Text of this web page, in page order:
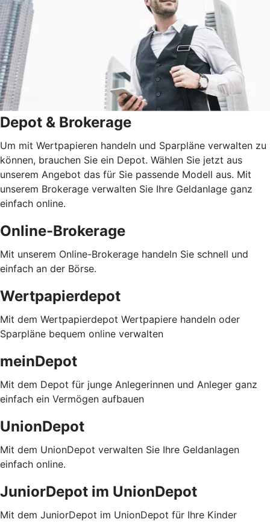
Depot & Brokerage
Um mit Wertpapieren handeln und Sparpläne verwalten zu
können, brauchen Sie ein Depot. Wählen Sie jetzt aus
unserem Angebot das für Sie passende Modell aus. Mit
unserem Brokerage verwalten Sie Ihre Geldanlage ganz
einfach online.
Online-Brokerage
Mit unserem Online-Brokerage handeln Sie schnell und
einfach an der Börse.
Wertpapierdepot
Mit dem Wertpapierdepot Wertpapiere handeln oder
Sparpläne bequem online verwalten
meinDepot
Mit dem Depot für junge Anlegerinnen und Anleger ganz
einfach ein Vermögen aufbauen
UnionDepot
Mit dem UnionDepot verwalten Sie Ihre Geldanlagen
einfach online.
JuniorDepot im UnionDepot
Mit dem JuniorDepot im UnionDepot für Ihre Kinder